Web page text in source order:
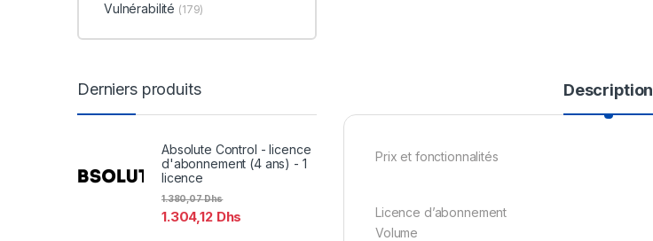
Description
Prix et fonctionnalités
Licence d’abonnement
Volume
Vulnérabilité (179)
Derniers produits
Absolute Control - licence
d'abonnement (4 ans) - 1
licence
1.304,12 Dhs
1.380,07Dhs